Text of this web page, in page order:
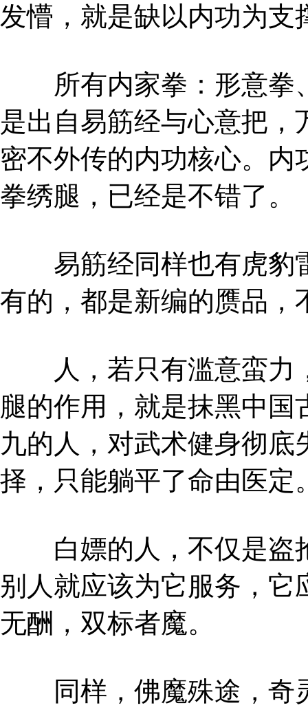
发懵，就是缺以内功为支
所有内家拳：形意拳
是出自易筋经与心意把
密不外传的内功核心。
拳绣腿，已经是不错了。
易筋经同样也有虎豹
有的，都是新编的赝品，
人，若只有滥意蛮力
腿的作用，就是抹黑中
九的人，对武术健身彻
择，只能躺平了命由医定
白嫖的人，不仅是盗
别人就应该为它服务，
无酬，双标者魔。
同样，佛魔殊途，奇